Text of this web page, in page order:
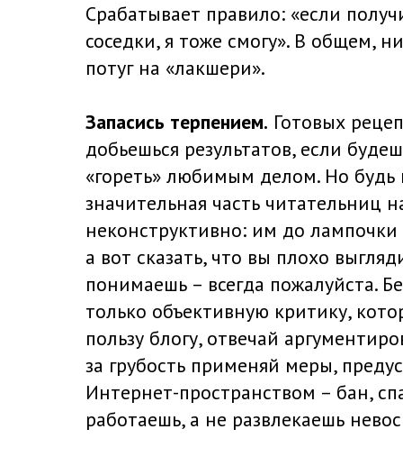
Срабатывает правило: «если
соседки, я тоже смогу». В общем,
потуг на «лакшери».
Запасись терпением. Готовых
добьешься результатов, если
«гореть» любимым делом. Но будь
значительная часть читательниц
неконструктивно: им до
а вот сказать, что вы плохо
понимаешь – всегда пожалуйста.
только объективную критику,
пользу блогу, отвечай
за грубость применяй меры,
Интернет-пространством – бан,
работаешь, а не развлекаешь